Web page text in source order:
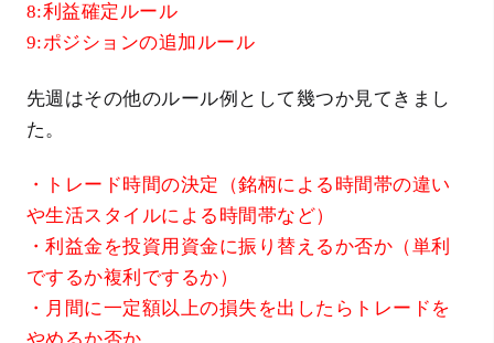
8:利益確定ルール
9:ポジションの追加ルール
先週はその他のルール例として幾つか見てきまし
た。
・トレード時間の決定（銘柄による時間帯の違い
や生活スタイルによる時間帯など）
・利益金を投資用資金に振り替えるか否か（単利
でするか複利でするか）
・月間に一定額以上の損失を出したらトレードを